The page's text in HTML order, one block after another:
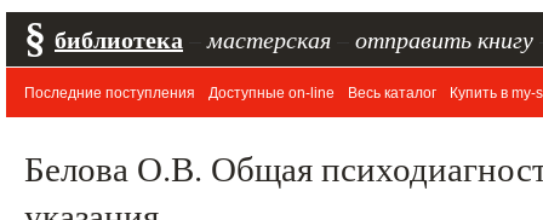
§ библиотека мастерская отправить книгу
Последние поступления Доступные on-line Весь каталог Купить в my-
Белова О.В. Общая